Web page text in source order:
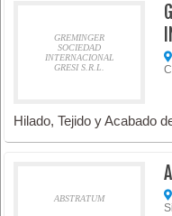
GREMINGER
SOCIEDAD
INTERNACIONAL
GRESI S.R.L.
Hilado, Tejido y Acabado
ABSTRATUM